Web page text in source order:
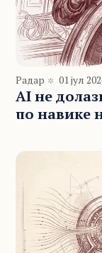
Радар 01 јул
AI не
по навике